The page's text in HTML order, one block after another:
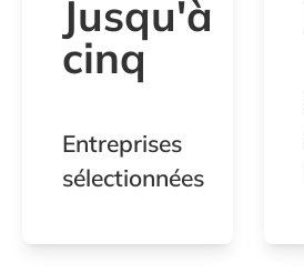
Jusqu'à
cinq
Entreprises
sélectionnées